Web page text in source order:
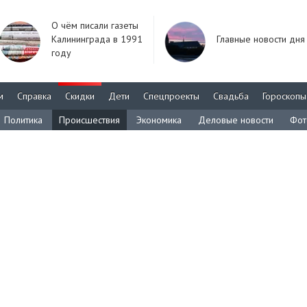
О чём писали газеты
Калининграда в 1991
году
Главные новости дня
Справка Скидки Дети Спецпроекты Свадьба
Гороскопы
Политика
Происшествия Экономика Деловые новости